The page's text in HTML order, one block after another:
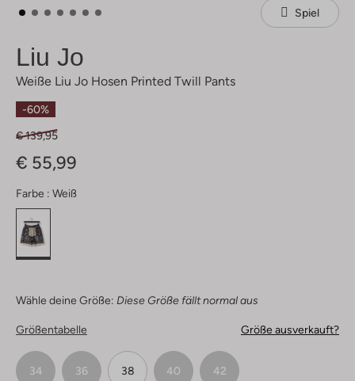
Spiel
Liu Jo
Weiße Liu Jo Hosen Printed Twill Pants
-60%
€ 139,95
€ 55,99
Farbe : Weiß
Wähle deine Größe: Diese Größe fällt normal aus
Größentabelle Größe ausverkauft?
34 36 38 40 42